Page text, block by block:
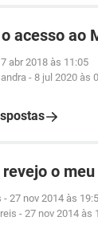
acesso ao
7 abr 2018 às 11:05
- 8 jul 2020 às
o
- 27 nov 2014 às
- 27 nov 2014 às